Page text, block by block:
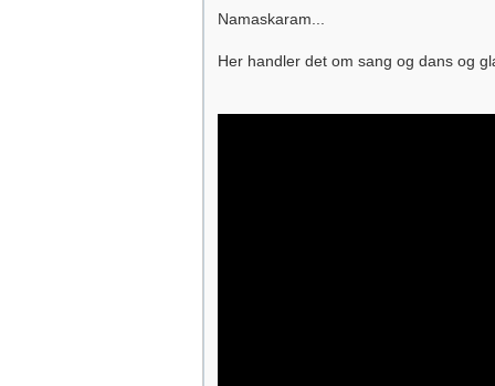
Namaskaram...
Her handler det om sang og dans og